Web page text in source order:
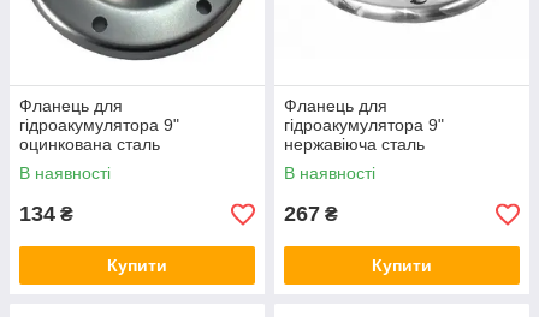
Фланець для
гідроакумулятора 9"
оцинкована сталь
В наявності
134 ₴
Купити
Фланець для
гідроакумулятора 9"
нержавіюча сталь
В наявності
267 ₴
Купити